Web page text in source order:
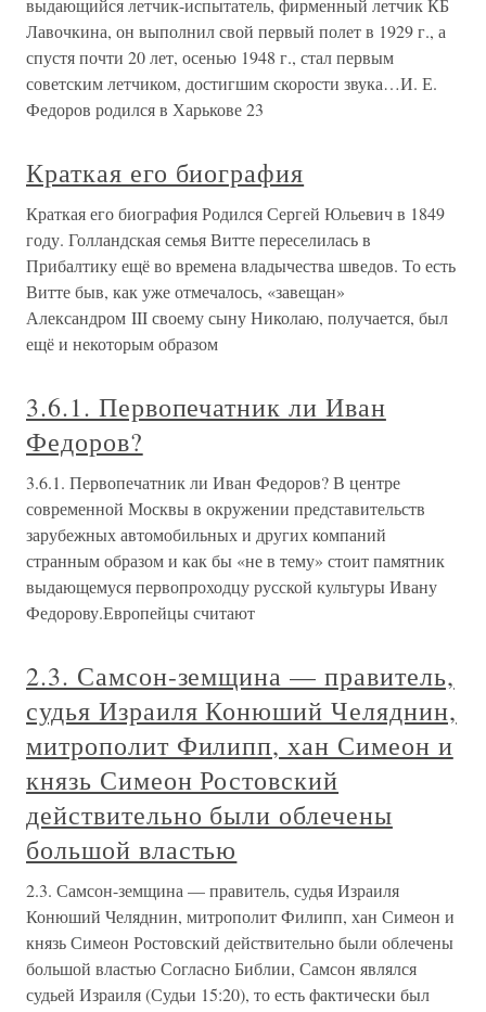
выдающийся летчик-испытатель, фирменный летчик КБ
Лавочкина, он выполнил свой первый полет в 1929 г., а
спустя почти 20 лет, осенью 1948 г., стал первым
советским летчиком, достигшим скорости звука…И. Е.
Федоров родился в Харькове 23
Краткая его биография
Краткая его биография Родился Сергей Юльевич в 1849
году. Голландская семья Витте переселилась в
Прибалтику ещё во времена владычества шведов. То есть
Витте быв, как уже отмечалось, «завещан»
Александром III своему сыну Николаю, получается, был
ещё и некоторым образом
3.6.1. Первопечатник ли Иван
Федоров?
3.6.1. Первопечатник ли Иван Федоров? В центре
современной Москвы в окружении представительств
зарубежных автомобильных и других компаний
странным образом и как бы «не в тему» стоит памятник
выдающемуся первопроходцу русской культуры Ивану
Федорову.Европейцы считают
2.3. Самсон-земщина — правитель,
судья Израиля Конюший Челяднин,
митрополит Филипп, хан Симеон и
князь Симеон Ростовский
действительно были облечены
большой властью
2.3. Самсон-земщина — правитель, судья Израиля
Конюший Челяднин, митрополит Филипп, хан Симеон и
князь Симеон Ростовский действительно были облечены
большой властью Согласно Библии, Самсон являлся
судьей Израиля (Судьи 15:20), то есть фактически был